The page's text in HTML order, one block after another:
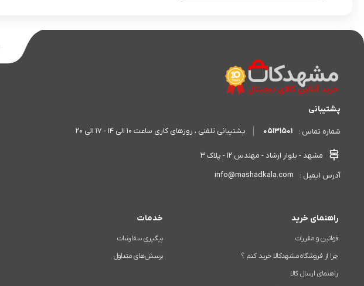
پشتیبانی
شماره تماس : 05131501 پشتیبانی تلفنی ، روزهای کاری ساعت 10 الی 14 - 17 الی 20
مشهد - بلوار ارشاد - مهندس 12 - پلاک 3
آدرس ایمیل :
info@mashadkala.com
راهنمای خرید
قوانین و مقررات
چرا از فروشگاه مشهدکالا خرید کنم ؟
راهنمای ارسال کالا
خدمات
پیگیری سفارشات
پرسش‌های متداول